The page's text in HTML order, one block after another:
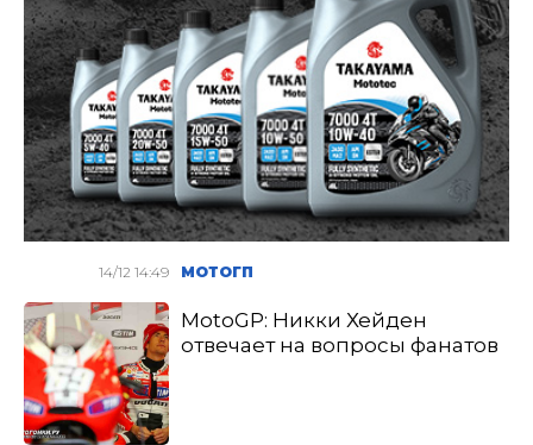
14/12 14:49 МОТОГП
MotoGP: Никки Хейден
отвечает на вопросы фанатов